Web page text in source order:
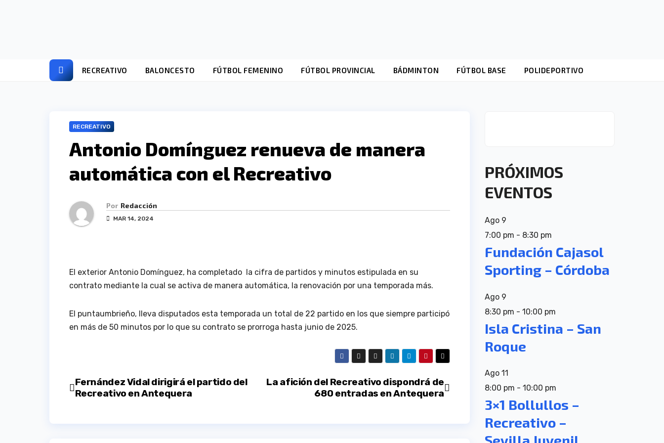
RECREATIVO BALONCESTO FÚTBOL FEMENINO FÚTBOL PROVINCIAL BÁDMINTON FÚTBOL BASE POLIDEPORTIVO
RECREATIVO
Antonio Domínguez renueva de manera
automática con el Recreativo
Por Redacción
MAR 14, 2024
El exterior Antonio Domínguez, ha completado la cifra de partidos y minutos estipulada en su
contrato mediante la cual se activa de manera automática, la renovación por una temporada más.
El puntaumbrieño, lleva disputados esta temporada un total de 22 partido en los que siempre participó
en más de 50 minutos por lo que su contrato se prorroga hasta junio de 2025.
Navegación
La afición del Recreativo dispondrá de
680 entradas en Antequera
Fernández Vidal dirigirá el partido del
Recreativo en Antequera
PRÓXIMOS
EVENTOS
Ago 9
7:00 pm - 8:30 pm
Fundación Cajasol
Sporting – Córdoba
Ago 9
8:30 pm - 10:00 pm
Isla Cristina – San
Roque
Ago 11
8:00 pm - 10:00 pm
3×1 Bollullos –
Recreativo –